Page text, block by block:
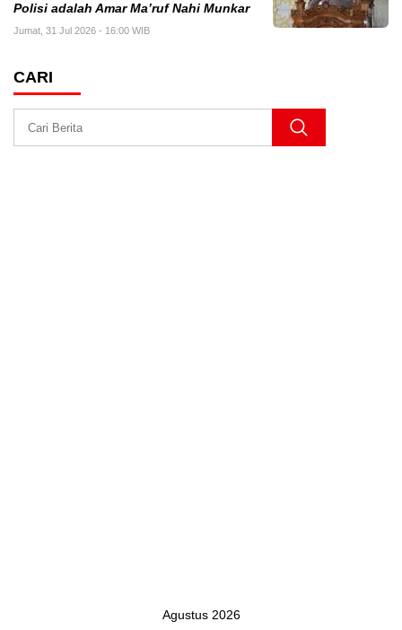
Polisi adalah Amar Ma’ruf Nahi Munkar
Jumat, 31 Jul 2026 - 16:00 WIB
CARI
Agustus 2026